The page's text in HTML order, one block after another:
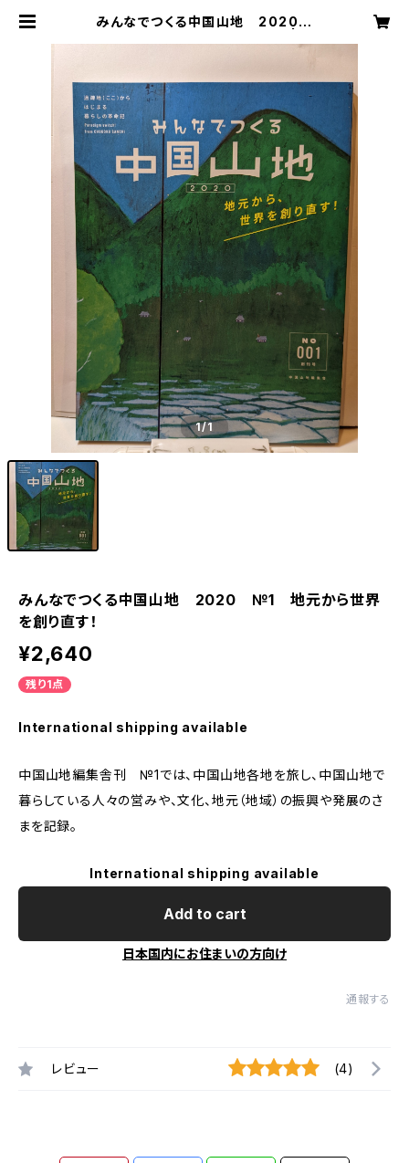
みんなでつくる中国山地 2020
1/1
みんなでつくる中国山地 2020 №1 地元から世界
を創り直す！
¥2,640
残り1点
International shipping available
中国山地編集舎刊 №1では、中国山地各地を旅し、中国山地で
暮らしている人々の営みや、文化、地元（地域）の振興や発展のさ
まを記録。
International shipping available
Add to cart
日本国内にお住まいの方向け
通報する
レビュー (4)